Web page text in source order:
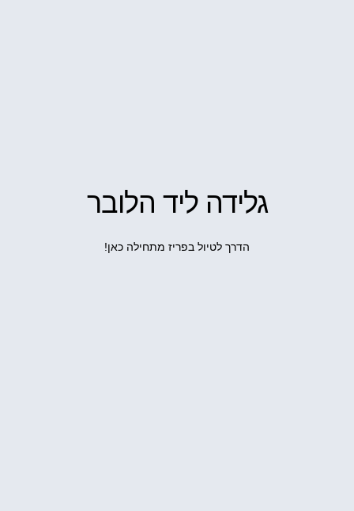
גלידה ליד הלובר
הדרך לטיול בפריז מתחילה כאן!